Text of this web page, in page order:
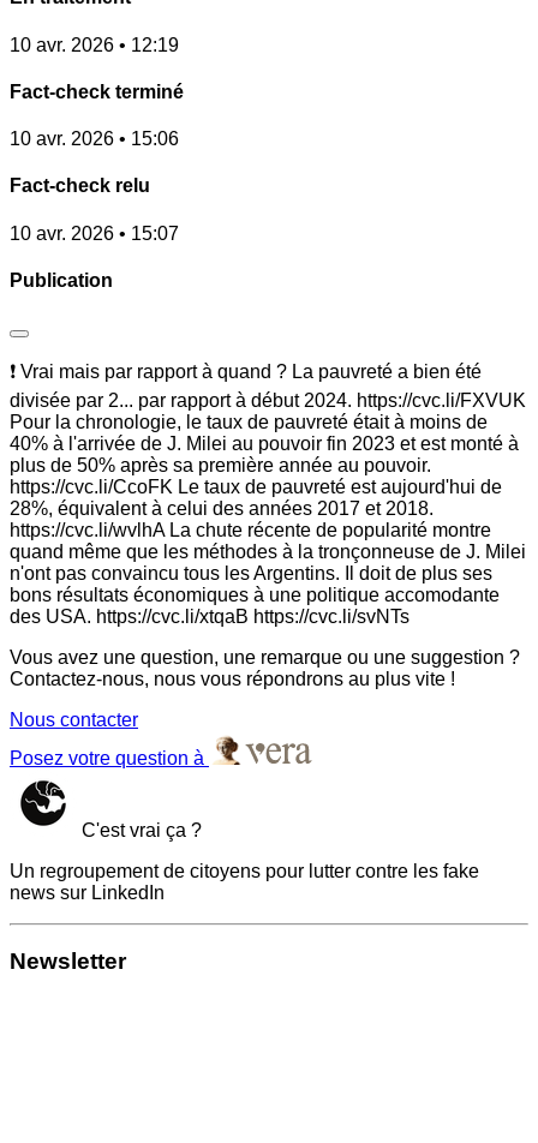
10 avr. 2026 • 12:19
Fact-check terminé
10 avr. 2026 • 15:06
Fact-check relu
10 avr. 2026 • 15:07
Publication
❗ Vrai mais par rapport à quand ? La pauvreté a bien été
divisée par 2... par rapport à début 2024. https://cvc.li/FXVUK
Pour la chronologie, le taux de pauvreté était à moins de
40% à l'arrivée de J. Milei au pouvoir fin 2023 et est monté à
plus de 50% après sa première année au pouvoir.
https://cvc.li/CcoFK Le taux de pauvreté est aujourd'hui de
28%, équivalent à celui des années 2017 et 2018.
https://cvc.li/wvlhA La chute récente de popularité montre
quand même que les méthodes à la tronçonneuse de J. Milei
n'ont pas convaincu tous les Argentins. Il doit de plus ses
bons résultats économiques à une politique accomodante
des USA. https://cvc.li/xtqaB https://cvc.li/svNTs
Vous avez une question, une remarque ou une suggestion ?
Contactez-nous, nous vous répondrons au plus vite !
Nous contacter
Posez votre question à
C'est vrai ça ?
Un regroupement de citoyens pour lutter contre les fake
news sur LinkedIn
Newsletter